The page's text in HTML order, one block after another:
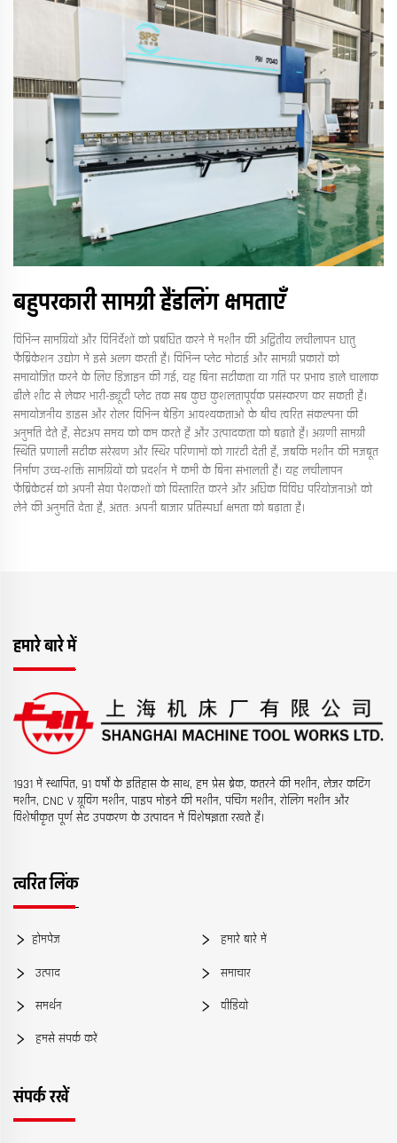
बहुपरकारी सामग्री हैंडलिंग क्षमताएँ
विभिन्न सामग्रियों और विनिर्देशों को प्रबंधित करने में मशीन की अद्वितीय लचीलापन धातु
फैब्रिकेशन उद्योग में इसे अलग करती है। विभिन्न प्लेट मोटाई और सामग्री प्रकारों को
समायोजित करने के लिए डिज़ाइन की गई, यह बिना सटीकता या गति पर प्रभाव डाले चालाक
ढीले शीट से लेकर भारी-ड्यूटी प्लेट तक सब कुछ कुशलतापूर्वक प्रसंस्करण कर सकती है।
समायोजनीय डाइस और रोलर विभिन्न बेंडिंग आवश्यकताओं के बीच त्वरित संकल्पना की
अनुमति देते हैं, सेटअप समय को कम करते हैं और उत्पादकता को बढ़ाते हैं। अग्रणी सामग्री
स्थिति प्रणाली सटीक संरेखण और स्थिर परिणामों को गारंटी देती हैं, जबकि मशीन की मजबूत
निर्माण उच्च-शक्ति सामग्रियों को प्रदर्शन में कमी के बिना संभालती है। यह लचीलापन
फैब्रिकेटर्स को अपनी सेवा पेशकशों को विस्तारित करने और अधिक विविध परियोजनाओं को
लेने की अनुमति देता है, अंततः अपनी बाजार प्रतिस्पर्धा क्षमता को बढ़ाता है।
हमारे बारे में
1931 में स्थापित, 91 वर्षों के इतिहास के साथ, हम प्रेस ब्रेक, कतरने की मशीन, लेजर कटिंग
मशीन, CNC V ग्रूविंग मशीन, पाइप मोड़ने की मशीन, पंचिंग मशीन, रोलिंग मशीन और
विशेषीकृत पूर्ण सेट उपकरण के उत्पादन में विशेषज्ञता रखते हैं।
त्वरित लिंक
होमपेज हमारे बारे में
उत्पाद समाचार
समर्थन वीडियो
हमसे संपर्क करें
संपर्क रखें